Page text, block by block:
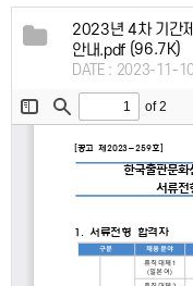
2023년 4차 기간
안내.pdf(96.7K)
DATE : 2023-11-